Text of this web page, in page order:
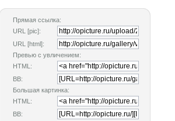
Прямая ссылка:
URL [pic]:
URL [html]:
Превью с увличением:
HTML:
BB:
Большая картинка:
HTML:
BB: